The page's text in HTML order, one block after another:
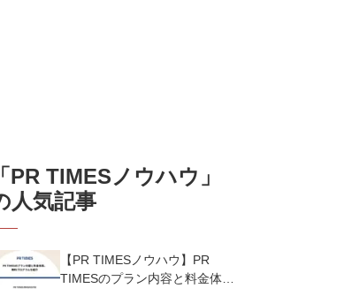
「PR TIMESノウハウ 」
人気記事
【PR TIMESノウハウ】PR
TIMESのプラン内容と料金体